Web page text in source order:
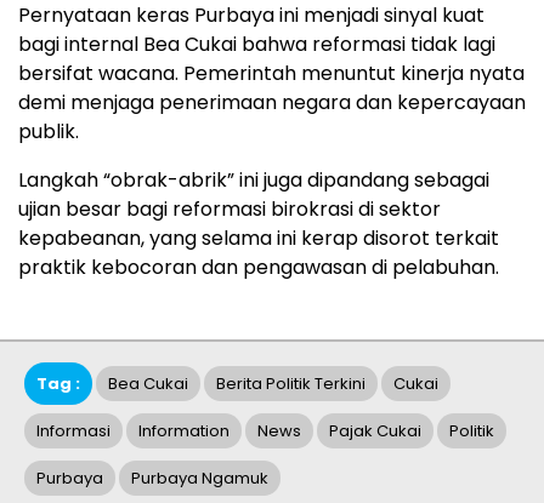
Pernyataan keras Purbaya ini menjadi sinyal kuat
bagi internal Bea Cukai bahwa reformasi tidak lagi
bersifat wacana. Pemerintah menuntut kinerja nyata
demi menjaga penerimaan negara dan kepercayaan
publik.
Langkah “obrak-abrik” ini juga dipandang sebagai
ujian besar bagi reformasi birokrasi di sektor
kepabeanan, yang selama ini kerap disorot terkait
praktik kebocoran dan pengawasan di pelabuhan.
Tag : Bea Cukai Berita Politik Terkini Cukai
Informasi Information News Pajak Cukai Politik
Purbaya Purbaya Ngamuk